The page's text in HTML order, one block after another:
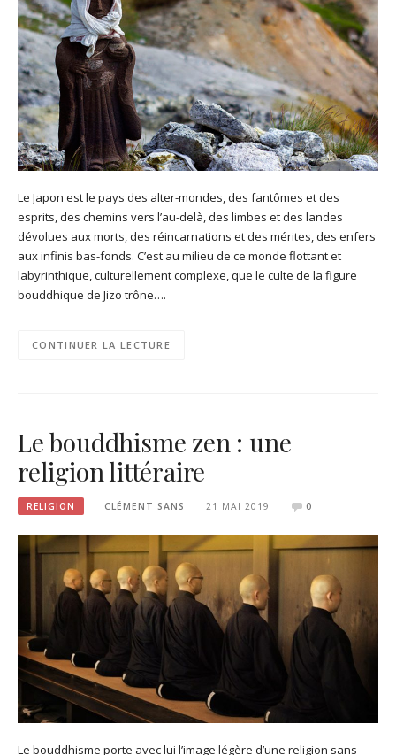
Le Japon est le pays des alter-mondes, des fantômes et des
esprits, des chemins vers l’au-delà, des limbes et des landes
dévolues aux morts, des réincarnations et des mérites, des enfers
aux infinis bas-fonds. C’est au milieu de ce monde flottant et
labyrinthique, culturellement complexe, que le culte de la figure
bouddhique de Jizo trône….
CONTINUER LA LECTURE
Le bouddhisme zen : une
religion littéraire
RELIGION CLÉMENT SANS 21 MAI 2019 0
Le bouddhisme porte avec lui l’image légère d’une religion sans